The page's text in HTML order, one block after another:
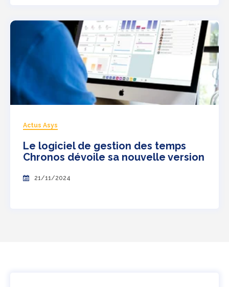
Actus Asys
Le logiciel de gestion des temps
Chronos dévoile sa nouvelle version
21/11/2024